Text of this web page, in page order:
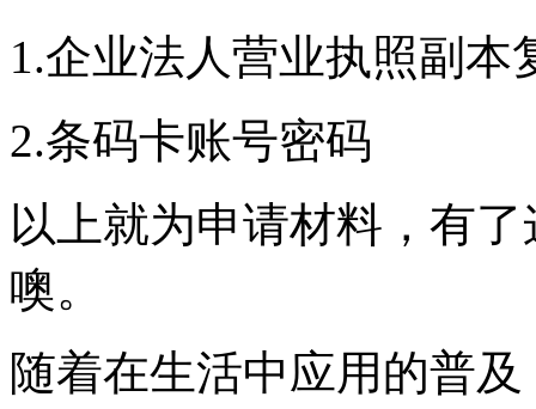
1.企业法人营业执照副本
2.条码卡账号密码
以上就为申请材料，有
噢。
随着在生活中应用的普